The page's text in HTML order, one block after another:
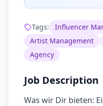
Tags:
Influencer
Artist Management
Agency
Job Description
Was wir Dir bieten: